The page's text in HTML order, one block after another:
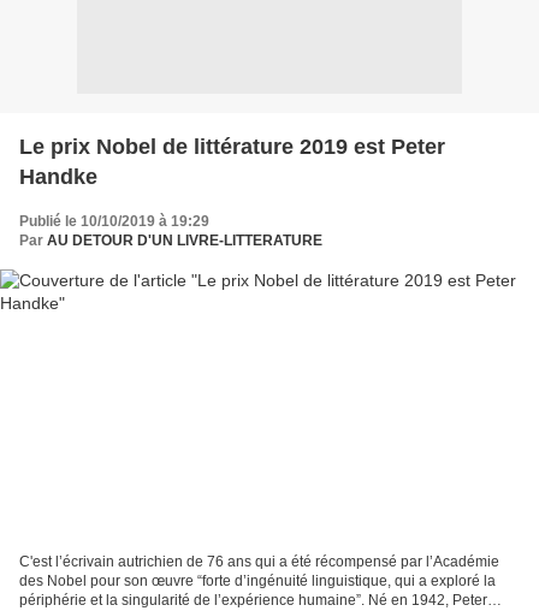
Le prix Nobel de littérature 2019 est Peter
Handke
Publié le 10/10/2019 à 19:29
Par AU DETOUR D'UN LIVRE-LITTERATURE
C'est l’écrivain autrichien de 76 ans qui a été récompensé par l’Académie
des Nobel pour son œuvre “forte d’ingénuité linguistique, qui a exploré la
périphérie et la singularité de l’expérience humaine”. Né en 1942, Peter